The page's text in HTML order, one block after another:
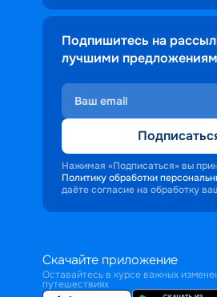
Подпишитесь на
лучшими
Нажимая «Подписаться» вы
Политику обработки
даёте согласие на обработку
Скачайте приложение
Оставайтесь в курсе важных
путешествиях